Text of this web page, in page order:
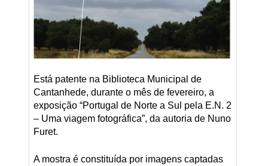
Está patente na Biblioteca Municipal de
Cantanhede, durante o mês de fevereiro, a
exposição “Portugal de Norte a Sul pela E.N. 2
– Uma viagem fotográfica”, da autoria de Nuno
Furet.
A mostra é constituída por imagens captadas